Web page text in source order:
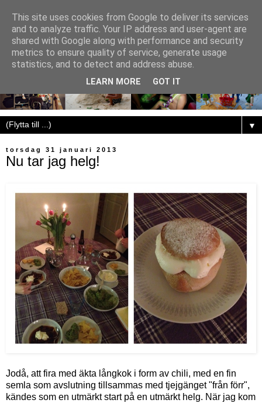
▼
torsdag 31 januari 2013
Nu tar jag helg!
Jodå, att fira med äkta långkok i form av chili, med en fin
semla som avslutning tillsammas med tjejgänget "från förr",
kändes som en utmärkt start på en utmärkt helg. När jag kom
This site uses cookies from Google to deliver its services
and to analyze traffic. Your IP address and user-agent are
shared with Google along with performance and security
metrics to ensure quality of service, generate usage
statistics, and to detect and address abuse.
LEARN MORE GOT IT